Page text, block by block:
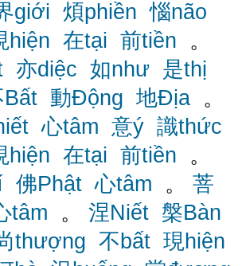
giới 煩phiền 惱não
hiện 在tại 前tiền 。
亦diệc 如như 是thị
Bất 動Động 地Địa 。
心tâm 意ý 識thức
hiện 在tại 前tiền 。
佛Phật 心tâm 。 菩
tâm 。 涅Niết 槃Bàn
thượng 不bất 現hiện